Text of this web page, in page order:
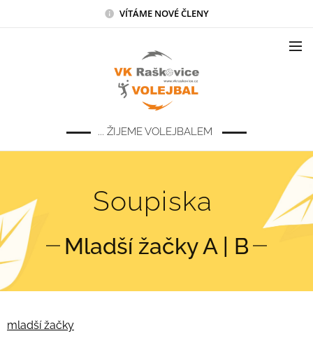
VÍTÁME NOVÉ ČLENY
... ŽIJEME VOLEJBALEM
Soupiska
Mladší žačky A | B
mladší žačky